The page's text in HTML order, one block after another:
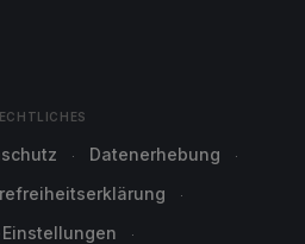
Datenerhebung